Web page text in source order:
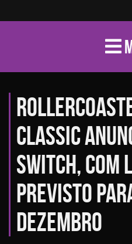
Classic
Switch, com
previsto
dezembro